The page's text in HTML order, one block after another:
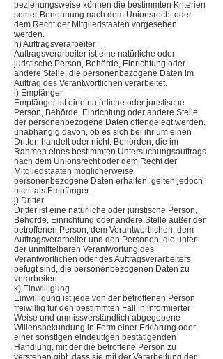
beziehungsweise können die bestimmten Kriterien
seiner Benennung nach dem Unionsrecht oder
dem Recht der Mitgliedstaaten vorgesehen
werden.
h) Auftragsverarbeiter
Auftragsverarbeiter ist eine natürliche oder
juristische Person, Behörde, Einrichtung oder
andere Stelle, die personenbezogene Daten im
Auftrag des Verantwortlichen verarbeitet.
i) Empfänger
Empfänger ist eine natürliche oder juristische
Person, Behörde, Einrichtung oder andere Stelle,
der personenbezogene Daten offengelegt werden,
unabhängig davon, ob es sich bei ihr um einen
Dritten handelt oder nicht. Behörden, die im
Rahmen eines bestimmten Untersuchungsauftrags
nach dem Unionsrecht oder dem Recht der
Mitgliedstaaten möglicherweise
personenbezogene Daten erhalten, gelten jedoch
nicht als Empfänger.
j) Dritter
Dritter ist eine natürliche oder juristische Person,
Behörde, Einrichtung oder andere Stelle außer der
betroffenen Person, dem Verantwortlichen, dem
Auftragsverarbeiter und den Personen, die unter
der unmittelbaren Verantwortung des
Verantwortlichen oder des Auftragsverarbeiters
befugt sind, die personenbezogenen Daten zu
verarbeiten.
k) Einwilligung
Einwilligung ist jede von der betroffenen Person
freiwillig für den bestimmten Fall in informierter
Weise und unmissverständlich abgegebene
Willensbekundung in Form einer Erklärung oder
einer sonstigen eindeutigen bestätigenden
Handlung, mit der die betroffene Person zu
verstehen gibt, dass sie mit der Verarbeitung der